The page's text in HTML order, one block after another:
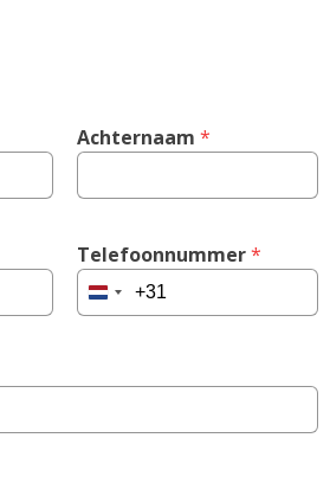
Achternaam *
Telefoonnummer *
Netherlands